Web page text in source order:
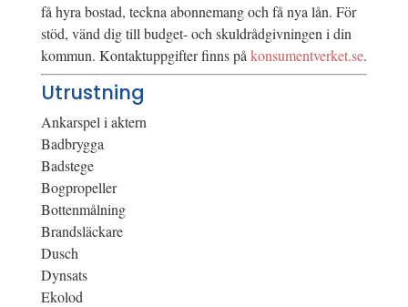
få hyra bostad, teckna abonnemang och få nya lån. För
stöd, vänd dig till budget- och skuldrådgivningen i din
kommun. Kontaktuppgifter finns på konsumentverket.se.
Utrustning
Ankarspel i aktern
Badbrygga
Badstege
Bogpropeller
Bottenmålning
Brandsläckare
Dusch
Dynsats
Ekolod